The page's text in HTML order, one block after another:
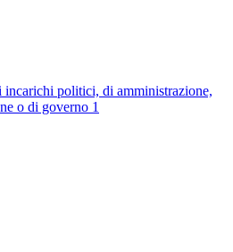
incarichi politici, di amministrazione,
o di governo 1